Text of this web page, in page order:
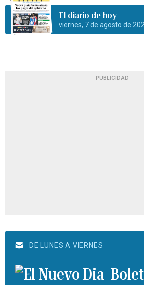
El diario de hoy
viernes, 7 de agosto de
PUBLICIDAD
DE LUNES A VIERNES